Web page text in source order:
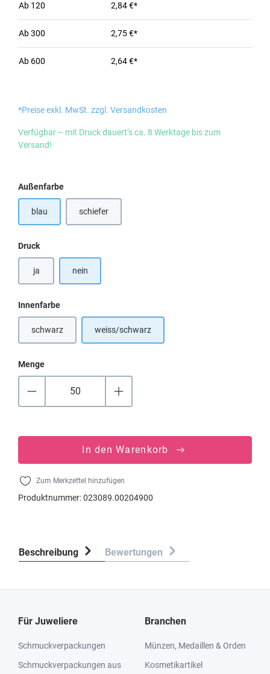
Ab 120 2,84 €*
Ab300 2,75 €*
Ab 600 2,64 €*
*Preise exkl. MwSt. zzgl. Versandkosten
Verfügbar – mit Druck dauert’s ca. 8 Werktage bis zum
Versand!
Außenfarbeauswählen
blau schiefer(Diese Option ist zurzeit nicht verfügbar.)
Druckauswählen
ja nein
Innenfarbeauswählen
schwarz(Diese Option ist zurzeit nicht verfügbar.)
weiss/schwarz
Menge
In den Warenkorb
Zum Merkzettel hinzufügen
Produktnummer:023089.00204900
Beschreibung Bewertungen
Für Juweliere
Schmuckverpackungen
Schmuckverpackungen aus
Branchen
Münzen, Medaillen & Orden
Kosmetikartikel